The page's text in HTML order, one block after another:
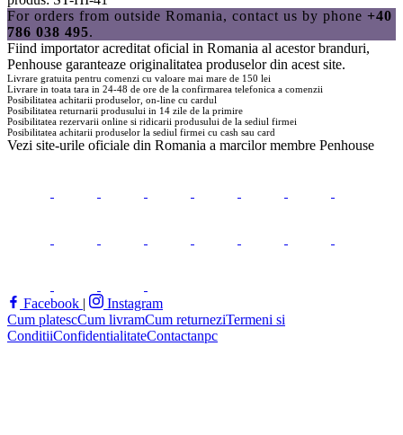
For orders from outside Romania, contact us by phone +40
786 038 495.
Fiind importator acreditat oficial in Romania al acestor branduri,
Penhouse garanteaze originalitatea produselor din acest site.
Livrare gratuita pentru comenzi cu valoare mai mare de 150 lei
Livrare in toata tara in 24-48 de ore de la confirmarea telefonica a comenzii
Posibilitatea achitarii produselor, on-line cu cardul
Posibilitatea returnarii produsului in 14 zile de la primire
Posibilitatea rezervarii online si ridicarii produsului de la sediul firmei
Posibilitatea achitarii produselor la sediul firmei cu cash sau card
Vezi site-urile oficiale din Romania a marcilor membre Penhouse
Facebook |
Instagram
Cum platescCum livramCum returneziTermeni si
ConditiiConfidentialitateContactanpc